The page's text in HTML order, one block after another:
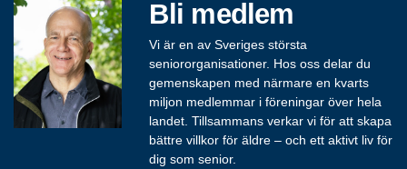
Bli medlem
Vi är en av Sveriges största
seniororganisationer. Hos oss delar du
gemenskapen med närmare en kvarts
miljon medlemmar i föreningar över hela
landet. Tillsammans verkar vi för att skapa
bättre villkor för äldre – och ett aktivt liv för
dig som senior.